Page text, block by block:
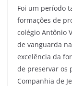
Foi um período
formações de
colégio Antônio
de vanguarda
excelência da
de preservar os
Companhia de